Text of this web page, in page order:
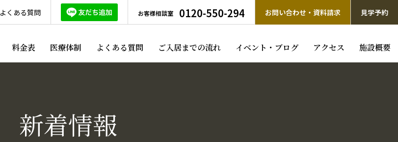
よくある質問 お客様相談室 0120-550-294 お問い合わせ・資料請求 見学予約
料金表 医療体制 よくある質問 ご入居までの流れ イベント・ブログ アクセス 施設概要
新着情報